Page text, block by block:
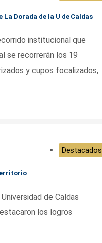
Dorada de la U de Caldas
institucional que
se recorrerán los 19
y cupos focalizados,
Destacados
de Caldas
los logros